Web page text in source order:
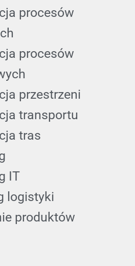
procesów
procesów
przestrzeni
transportu
tras
IT
logistyki
produktów